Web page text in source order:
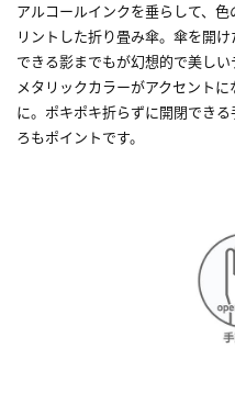
アルコールインクを垂らして、
リントした折り畳み傘。傘を開
できる影までもが幻想的で美し
メタリックカラーがアクセント
に。ポキポキ折らずに開閉でき
ろもポイントです。